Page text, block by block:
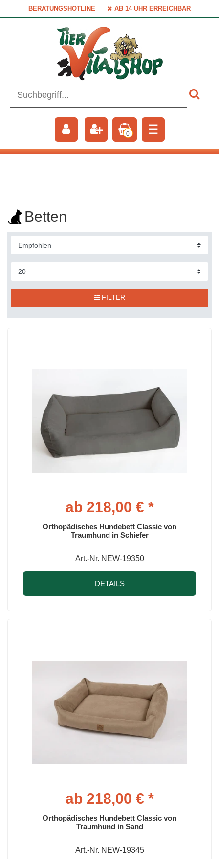
BERATUNGSHOTLINE AB 14 UHR ERREICHBAR
0 ☰
Betten
FILTER
ab 218,00 € *
Orthopädisches Hundebett Classic von
Traumhund in Schiefer
Art.-Nr. NEW-19350
DETAILS
ab 218,00 € *
Orthopädisches Hundebett Classic von
Traumhund in Sand
Art.-Nr. NEW-19345